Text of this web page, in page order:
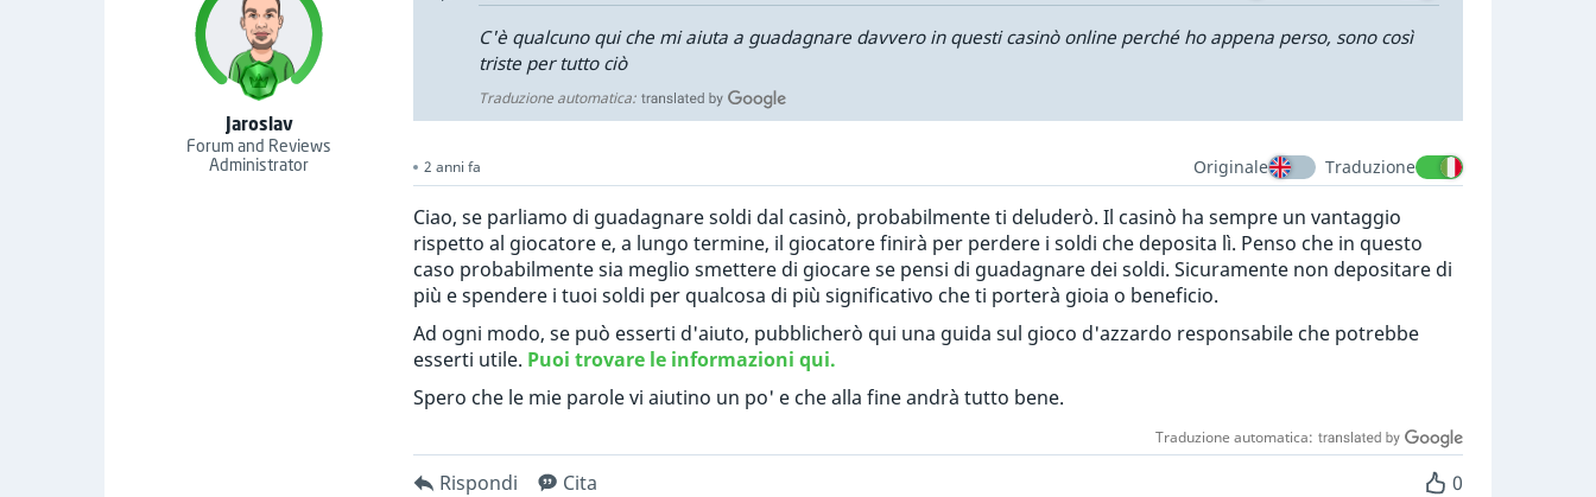
Jaroslav
Forum and Reviews
Administrator
C'è qualcuno qui che mi aiuta a guadagnare davvero in questi casinò online perché ho appena perso, sono così
triste per tutto ciò
Traduzione automatica:
2 anni fa Originale Traduzione
Ciao, se parliamo di guadagnare soldi dal casinò, probabilmente ti deluderò. Il casinò ha sempre un vantaggio
rispetto al giocatore e, a lungo termine, il giocatore finirà per perdere i soldi che deposita lì. Penso che in questo
caso probabilmente sia meglio smettere di giocare se pensi di guadagnare dei soldi. Sicuramente non depositare di
più e spendere i tuoi soldi per qualcosa di più significativo che ti porterà gioia o beneficio.
Ad ogni modo, se può esserti d'aiuto, pubblicherò qui una guida sul gioco d'azzardo responsabile che potrebbe
esserti utile. Puoi trovare le informazioni qui.
Spero che le mie parole vi aiutino un po' e che alla fine andrà tutto bene.
Traduzione automatica:
Rispondi Cita 0